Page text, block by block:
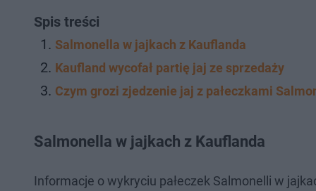
Spis treści
Salmonella w jajkach z Kauflanda
Kaufland wycofał partię jaj ze sprzedaży
Czym grozi zjedzenie jaj z pałeczkami
Salmonella w jajkach z Kauflanda
Informacje o wykryciu pałeczek Salmonelli w